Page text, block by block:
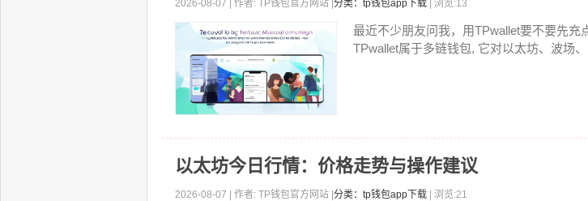
2026-08-07 | 作者: TP钱包官方网站 | 分类：tp钱包app下载 | 浏览:13
最近不少朋友问我，用TPwallet要不要先充
TPwallet属于多链钱包, 它对以太坊、波场
以太坊今日行情：价格走势与操作建议
2026-08-07 | 作者: TP钱包官方网站 | 分类：tp钱包app下载 | 浏览:21